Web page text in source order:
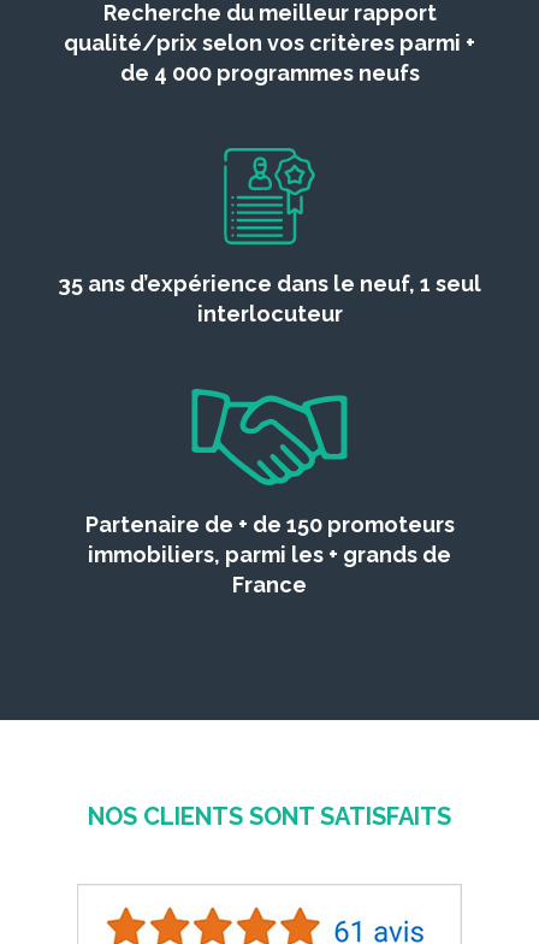
Recherche du meilleur rapport
qualité/prix selon vos critères parmi +
de 4 000 programmes neufs
35 ans d’expérience dans le neuf, 1 seul
interlocuteur
Partenaire de + de 150 promoteurs
immobiliers, parmi les + grands de
France
NOS CLIENTS SONT SATISFAITS